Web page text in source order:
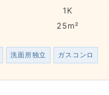
1K
25m²
洗面所独立 ガスコンロ